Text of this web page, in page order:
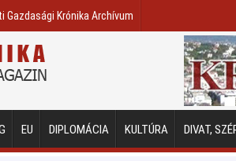
Gazdasági Krónika Archívum
EU DIPLOMÁCIA KULTÚRA DIVAT,